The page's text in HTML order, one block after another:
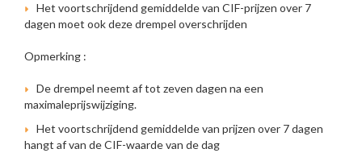
Het voortschrijdend gemiddelde van CIF-prijzen over 7
dagen moet ook deze drempel overschrijden
Opmerking :
De drempel neemt af tot zeven dagen na een
maximaleprijswijziging.
Het voortschrijdend gemiddelde van prijzen over 7 dagen
hangt af van de CIF-waarde van de dag